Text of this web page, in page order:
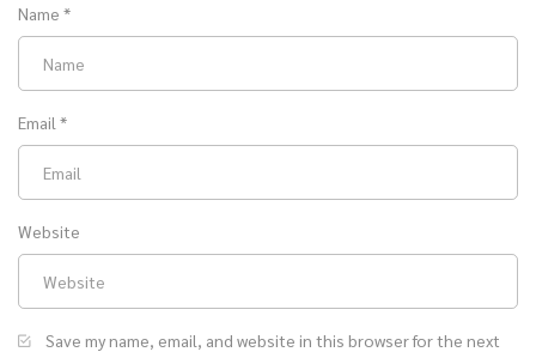
Name *
Email *
Website
Save my name, email, and website in this browser for the next